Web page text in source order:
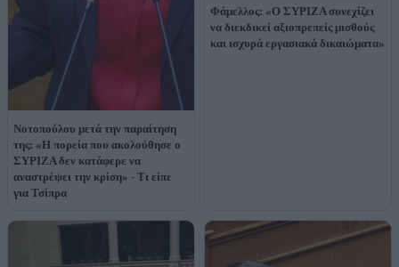
Νοτοπούλου μετά την παραίτηση
της: «Η πορεία που ακολούθησε ο
ΣΥΡΙΖΑ δεν κατάφερε να
αναστρέψει την κρίση» - Τι είπε
για Τσίπρα
Φάμελλος: «Ο ΣΥΡΙΖΑ συνεχίζει
να διεκδικεί αξιοπρεπείς μισθούς
και ισχυρά εργασιακά δικαιώματα»